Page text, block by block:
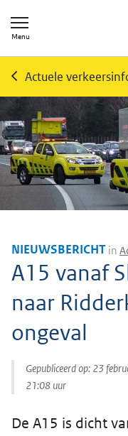
Menu
Actuele
NIEUWSBERICHT in
A15 vanaf
naar
ongeval
Gepubliceerd op: 23
21:08 uur
De A15 is dicht